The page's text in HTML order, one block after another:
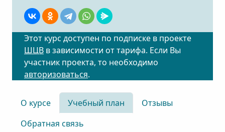
Этот курс доступен по подписке в проекте
ШЦВ в зависимости от тарифа. Если Вы
участник проекта, то необходимо
авторизоваться.
О курсе Учебный план
Отзывы
Обратная связь